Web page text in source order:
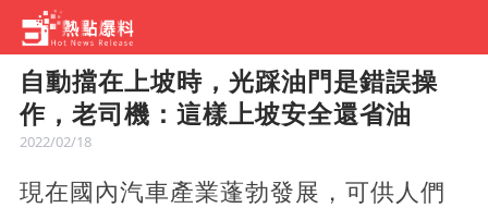
自動擋在上坡時，光踩油門是錯誤操
作，老司機：這樣上坡安全還省油
2022/02/18
現在國內汽車產業蓬勃發展，可供人們